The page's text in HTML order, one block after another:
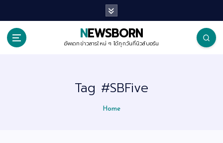
i
NEWSBORN
อัพเดทข่าวสารใหม่ ๆ ได้ทุกวันที่นิวส์บอร์น
Tag #SBFive
Home